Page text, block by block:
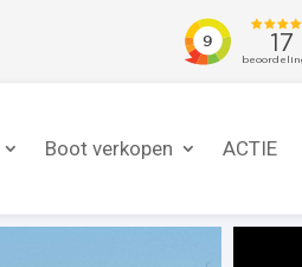
Boot verkopen ACTIE